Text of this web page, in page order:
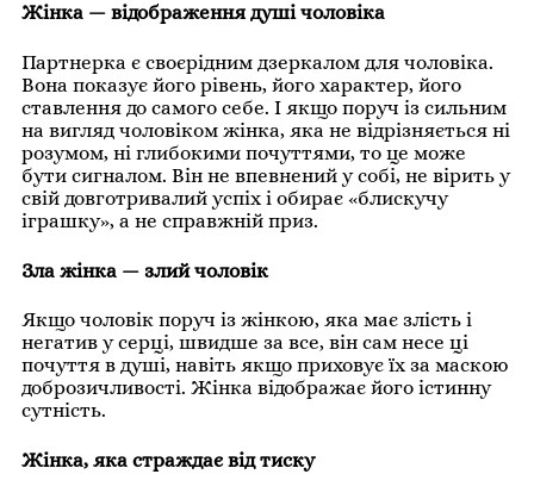
Жінка — відображення душі чоловіка
Партнерка є своєрідним дзеркалом для чоловіка.
Вона показує його рівень, його характер, його
ставлення до самого себе. І якщо поруч із сильним
на вигляд чоловіком жінка, яка не відрізняється ні
розумом, ні глибокими почуттями, то це може
бути сигналом. Він не впевнений у собі, не вірить у
свій довготривалий успіх і обирає «блискучу
іграшку», а не справжній приз.
Зла жінка — злий чоловік
Якщо чоловік поруч із жінкою, яка має злість і
негатив у серці, швидше за все, він сам несе ці
почуття в душі, навіть якщо приховує їх за маскою
доброзичливості. Жінка відображає його істинну
сутність.
Жінка, яка страждає від тиску